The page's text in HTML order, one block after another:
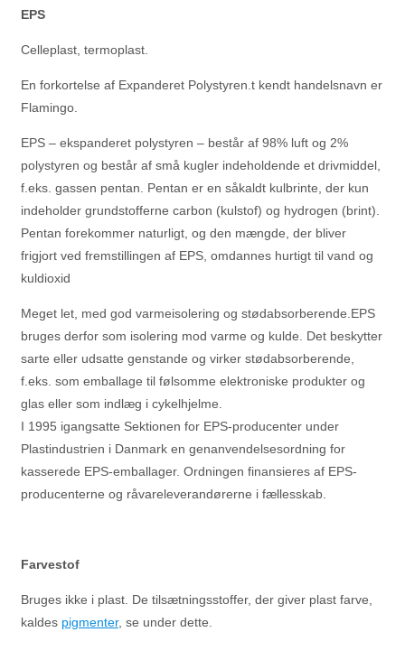
EPS
Celleplast, termoplast.
En forkortelse af Expanderet Polystyren.t kendt handelsnavn er
Flamingo.
EPS – ekspanderet polystyren – består af 98% luft og 2%
polystyren og består af små kugler indeholdende et drivmiddel,
f.eks. gassen pentan. Pentan er en såkaldt kulbrinte, der kun
indeholder grundstofferne carbon (kulstof) og hydrogen (brint).
Pentan forekommer naturligt, og den mængde, der bliver
frigjort ved fremstillingen af EPS, omdannes hurtigt til vand og
kuldioxid
Meget let, med god varmeisolering og stødabsorberende.EPS
bruges derfor som isolering mod varme og kulde. Det beskytter
sarte eller udsatte genstande og virker stødabsorberende,
f.eks. som emballage til følsomme elektroniske produkter og
glas eller som indlæg i cykelhjelme.
I 1995 igangsatte Sektionen for EPS-producenter under
Plastindustrien i Danmark en genanvendelsesordning for
kasserede EPS-emballager. Ordningen finansieres af EPS-
producenterne og råvareleverandørerne i fællesskab.
Farvestof
Bruges ikke i plast. De tilsætningsstoffer, der giver plast farve,
kaldes pigmenter, se under dette.